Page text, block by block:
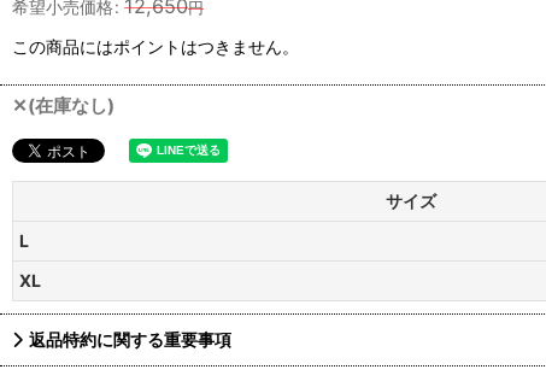
希望小売価格: 12,650円
この商品にはポイントはつきません。
✕(在庫なし)
サイズ
L
XL
返品特約に関する重要事項